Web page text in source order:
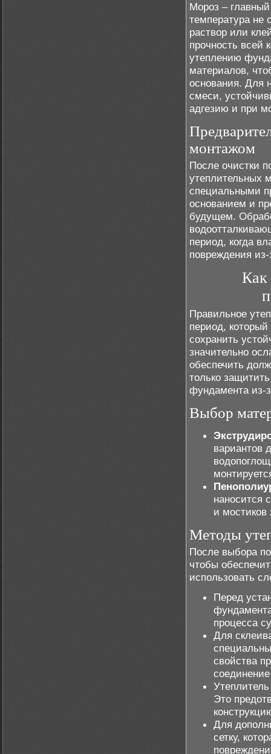
Мороз –
температура не
раствор или
прочность всей
утеплению
материалов,
основания. Для
смеси,
адгезию и при
монтажом
После очистки
утеплительных
специальными
основанием и
будущем.
период, когда
повреждения
Как
Правильное
период,
сохранить
значительно
обеспечить
только
фундамента из-
Выбор
вариантов
наносится
и мостиков
Методы
После выбора
чтобы
использовать
Перед
процесса
Для
свойства
Это
Для
сетку,